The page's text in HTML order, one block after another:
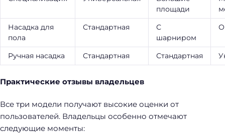
площади
Насадка для
пола
Стандартная
С
шарниром
Ручная насадка Стандартная Стандартная
Практические отзывы владельцев
Все три модели получают высокие оценки от
пользователей. Владельцы особенно отмечают
следующие моменты: